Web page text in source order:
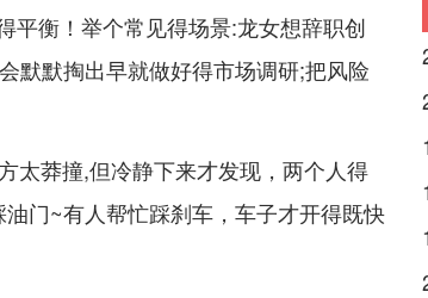
平衡！举个常见得场景:龙女想辞职创
默默掏出早就做好得市场调研;把风险
太莽撞,但冷静下来才发现，两个人得
门~有人帮忙踩刹车，车子才开得既快